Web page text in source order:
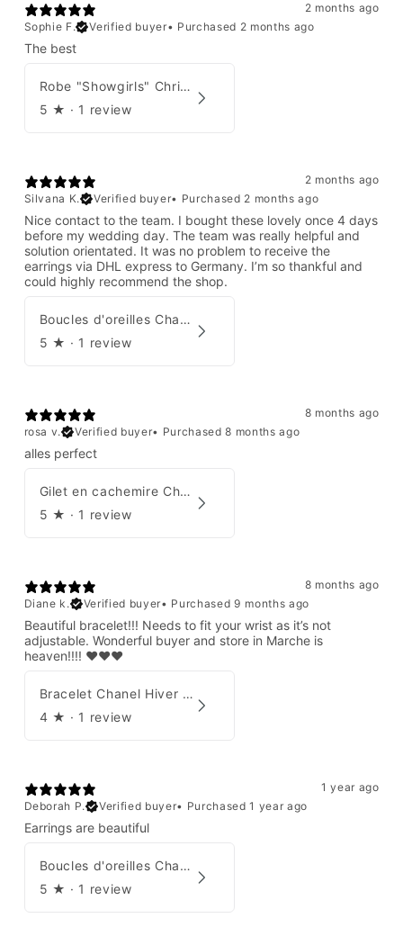
2 months ago
Sophie F.
Verified buyer• Purchased 2 months ago
The best
Robe "Showgirls" Christian Dior par John Galliano Été 2003
5 ★ · 1 review
2 months ago
Silvana K.
Verified buyer• Purchased 2 months ago
Nice contact to the team. I bought these lovely once 4 days
before my wedding day. The team was really helpful and
solution orientated. It was no problem to receive the
earrings via DHL express to Germany. I’m so thankful and
could highly recommend the shop.
Boucles d'oreilles Chanel par Karl Lagerfeld 2008
5 ★ · 1 review
8 months ago
rosa v.
Verified buyer• Purchased 8 months ago
alles perfect
Gilet en cachemire Chanel Automne 1995
5 ★ · 1 review
8 months ago
Diane k.
Verified buyer• Purchased 9 months ago
Beautiful bracelet!!! Needs to fit your wrist as it’s not
adjustable. Wonderful buyer and store in Marche is
heaven!!!! ❤️❤️❤️
Bracelet Chanel Hiver 1997
4 ★ · 1 review
1 year ago
Deborah P.
Verified buyer• Purchased 1 year ago
Earrings are beautiful
Boucles d'oreilles Chanel 2001
5 ★ · 1 review